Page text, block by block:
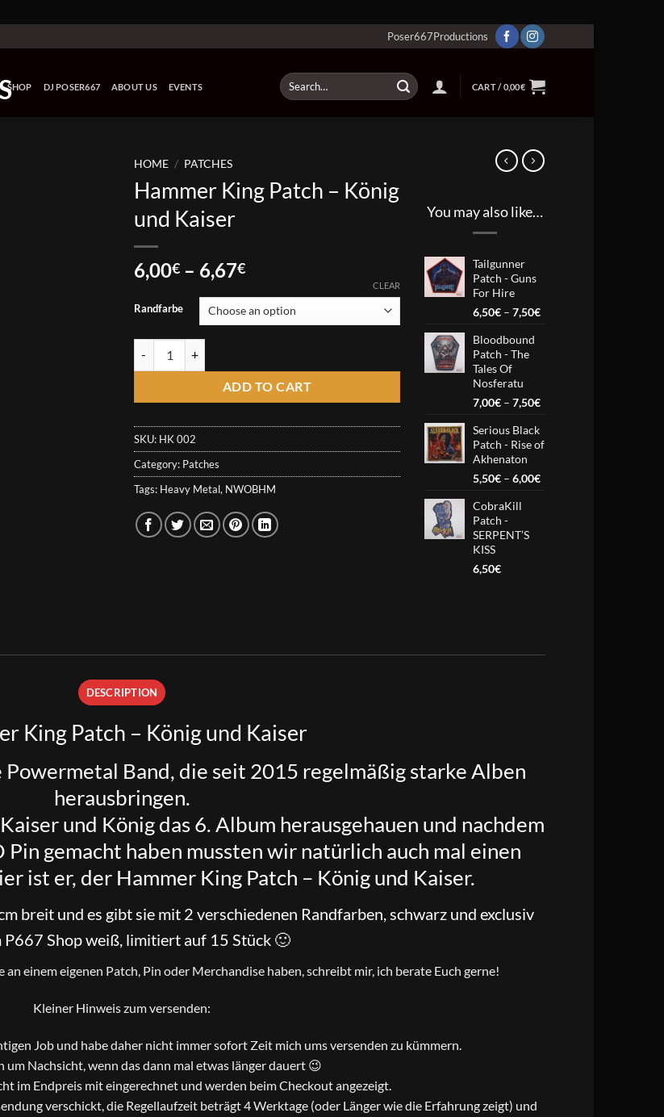
Poser667Productions
SHOP DJ POSER667 ABOUT US EVENTS
Search
for:
CART /0,00€
HOME / PATCHES
Hammer King Patch – König
und Kaiser
6,00€ – 6,67€Price
6,00€
through
Randfarbe
CLEAR
ADD TO CART
SKU: HK 002
Category: Patches
Tags: Heavy Metal, NWOBHM
You may also like…
Tailgunner
Patch - Guns
For Hire
6,50€ – 7,50€Price
Bloodbound
Patch - The
Tales Of
Nosferatu
7,00€ – 7,50€Price
through
Serious Black
Patch - Rise of
Akhenaton
5,50€ – 6,00€Price
CobraKill
Patch -
SERPENT’S
KISS
6,50€
DESCRIPTION
King Patch – König und Kaiser
Band, die seit 2015 regelmäßig starke Alben
herausbringen.
und König das 6. Album herausgehauen und nachdem
gemacht haben mussten wir natürlich auch mal einen
ist er, der Hammer King Patch – König und Kaiser.
breit und es gibt sie mit 2 verschiedenen Randfarben, schwarz und exclusiv
P667 Shop weiß, limitiert auf 15 Stück 🙂
einem eigenen Patch, Pin oder Merchandise haben, schreibt mir, ich berate Euch gerne!
Kleiner Hinweis zum versenden:
Job und habe daher nicht immer sofort Zeit mich ums versenden zu kümmern.
um Nachsicht, wenn das dann mal etwas länger dauert 😉
im Endpreis mit eingerechnet und werden beim Checkout angezeigt.
verschickt, die Regellaufzeit beträgt 4 Werktage (oder Länger wie die Erfahrung zeigt) und